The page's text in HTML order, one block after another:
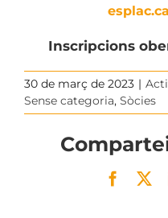
Inscripcions
30 de març de 2023 |
Sense categoria, Sòcies